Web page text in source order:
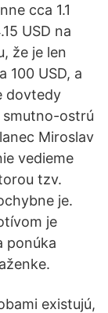
cca 1.1
USD na
že je len
100 USD, a
dovtedy
smutno-ostrú
Miroslav
vedieme
tzv.
je.
je
ponúka
existujú,